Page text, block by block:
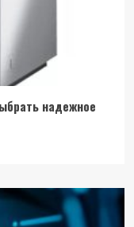
надежное